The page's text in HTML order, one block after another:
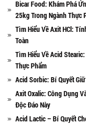
Bicar Food: Khám Phá
25kg Trong Ngành Thực
Tìm Hiểu Về Axit HCl:
Toàn
Tìm Hiểu Về Acid
Thực Phẩm
Acid Sorbic: Bí Quyết
Axit Oxalic: Công Dụng
Độc Đáo Này
Acid Lactic – Bí Quyết